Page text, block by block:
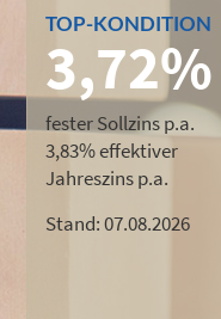
TOP-KONDITION
3,72%
fester Sollzins p.a.
3,83%effektiver
Jahreszins p.a.
Stand: 07.08.2026